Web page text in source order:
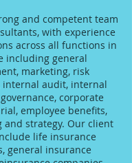
and competent team
with experience
across all functions in
including general
marketing, risk
internal audit, internal
corporate
employee benefits,
and strategy. Our client
life insurance
general insurance